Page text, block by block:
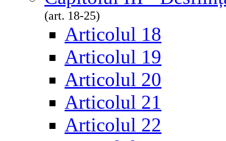
(art. 18-25)
Articolul 18
Articolul 19
Articolul 20
Articolul 21
Articolul 22